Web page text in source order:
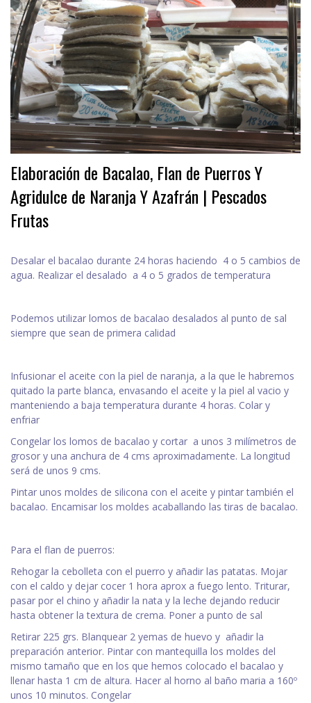
Elaboración de Bacalao, Flan de Puerros Y
Agridulce de Naranja Y Azafrán | Pescados
Frutas
Desalar el bacalao durante 24 horas haciendo 4 o 5 cambios de
agua. Realizar el desalado a 4 o 5 grados de temperatura
Podemos utilizar lomos de bacalao desalados al punto de sal
siempre que sean de primera calidad
Infusionar el aceite con la piel de naranja, a la que le habremos
quitado la parte blanca, envasando el aceite y la piel al vacio y
manteniendo a baja temperatura durante 4 horas. Colar y
enfriar
Congelar los lomos de bacalao y cortar a unos 3 milímetros de
grosor y una anchura de 4 cms aproximadamente. La longitud
será de unos 9 cms.
Pintar unos moldes de silicona con el aceite y pintar también el
bacalao. Encamisar los moldes acaballando las tiras de bacalao.
Para el flan de puerros:
Rehogar la cebolleta con el puerro y añadir las patatas. Mojar
con el caldo y dejar cocer 1 hora aprox a fuego lento. Triturar,
pasar por el chino y añadir la nata y la leche dejando reducir
hasta obtener la textura de crema. Poner a punto de sal
Retirar 225 grs. Blanquear 2 yemas de huevo y añadir la
preparación anterior. Pintar con mantequilla los moldes del
mismo tamaño que en los que hemos colocado el bacalao y
llenar hasta 1 cm de altura. Hacer al horno al baño maria a 160º
unos 10 minutos. Congelar